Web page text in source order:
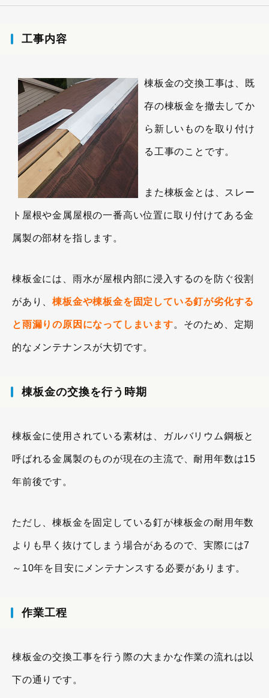
工事内容
棟板金の交換工事は、既
存の棟板金を撤去してか
ら新しいものを取り付け
る工事のことです。
また棟板金とは、スレー
ト屋根や金属屋根の一番高い位置に取り付けてある金
属製の部材を指します。
棟板金には、雨水が屋根内部に浸入するのを防ぐ役割
があり、棟板金や棟板金を固定している釘が劣化する
と雨漏りの原因になってしまいます。そのため、定期
的なメンテナンスが大切です。
棟板金の交換を行う時期
棟板金に使用されている素材は、ガルバリウム鋼板と
呼ばれる金属製のものが現在の主流で、耐用年数は15
年前後です。
ただし、棟板金を固定している釘が棟板金の耐用年数
よりも早く抜けてしまう場合があるので、実際には7
～10年を目安にメンテナンスする必要があります。
作業工程
棟板金の交換工事を行う際の大まかな作業の流れは以
下の通りです。